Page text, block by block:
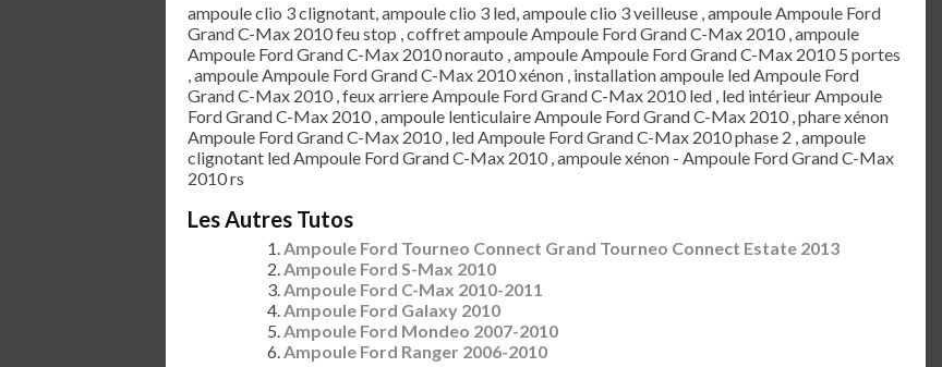
ampoule clio 3 clignotant, ampoule clio 3 led, ampoule clio 3 veilleuse , ampoule Ampoule Ford
Grand C-Max 2010 feu stop , coffret ampoule Ampoule Ford Grand C-Max 2010 , ampoule
Ampoule Ford Grand C-Max 2010 norauto , ampoule Ampoule Ford Grand C-Max 2010 5 portes
, ampoule Ampoule Ford Grand C-Max 2010 xénon , installation ampoule led Ampoule Ford
Grand C-Max 2010 , feux arriere Ampoule Ford Grand C-Max 2010 led , led intérieur Ampoule
Ford Grand C-Max 2010 , ampoule lenticulaire Ampoule Ford Grand C-Max 2010 , phare xénon
Ampoule Ford Grand C-Max 2010 , led Ampoule Ford Grand C-Max 2010 phase 2 , ampoule
clignotant led Ampoule Ford Grand C-Max 2010 , ampoule xénon - Ampoule Ford Grand C-Max
2010 rs
Les Autres Tutos
Ampoule Ford Tourneo Connect Grand Tourneo Connect Estate 2013
Ampoule Ford S-Max 2010
Ampoule Ford C-Max 2010-2011
Ampoule Ford Galaxy 2010
Ampoule Ford Mondeo 2007-2010
Ampoule Ford Ranger 2006-2010